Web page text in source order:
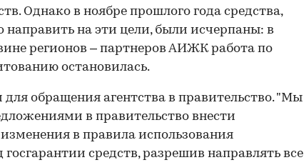
Однако в ноябре прошлого года средства,
направить на эти цели, были исчерпаны: в
регионов – партнеров АИЖК работа по
остановилась.
для обращения агентства в правительство. "Мы
в правительство внести
в правила использования
средств, разрешив направлять все